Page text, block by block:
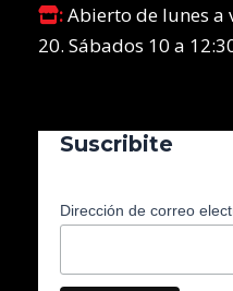
:Abierto de lunes a
20. Sábados 10 a
Suscribite
Dirección de correo